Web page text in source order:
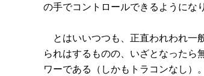
の手でコントロールできるようにな
とはいいつつも、正直われわれ一
られはするものの、いざとなった
ワーである（しかもトラコンなし）。